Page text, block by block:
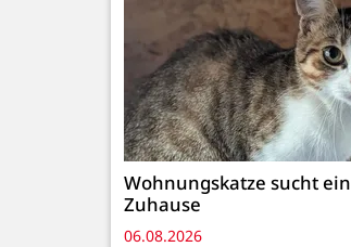
Wohnungskatze sucht ein
Zuhause
06.08.2026